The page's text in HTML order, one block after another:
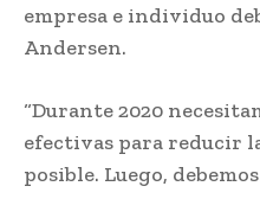
empresa e individuo
Andersen.
“Durante 2020
efectivas para reducir
posible. Luego,